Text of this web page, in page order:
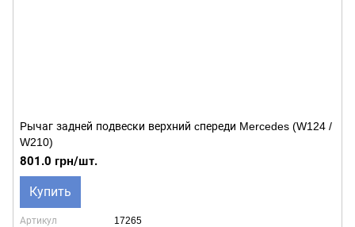
Рычаг задней подвески верхний cпереди Mercedes (W124 /
W210)
801.0 грн/шт.
Купить
Артикул
17265